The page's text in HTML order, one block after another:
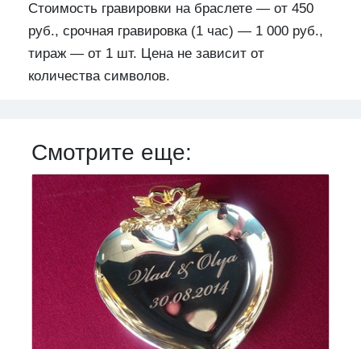
Стоимость гравировки на браслете — от 450
руб., срочная гравировка (1 час) — 1 000 руб.,
тираж — от 1 шт. Цена не зависит от
количества символов.
Смотрите еще: